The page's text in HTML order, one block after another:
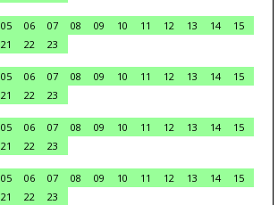
05 06 07 08 09 10 11 12 13 14
15
21 22
23
05 06 07 08 09 10 11 12 13 14
15
21 22
23
05 06 07 08 09 10 11 12 13 14
15
21 22
23
05 06 07 08 09 10 11 12 13 14
15
21 22
23